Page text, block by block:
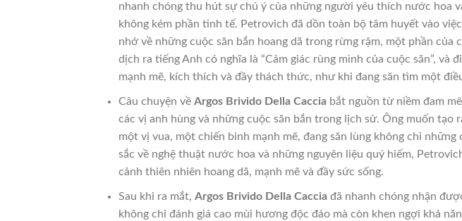
nhanh chóng thu hút sự chú ý của những người yêu thích nước hoa
không kém phần tinh tế. Petrovich đã dồn toàn bộ tâm huyết vào
nhớ về những cuộc săn bắn hoang dã trong rừng rậm, một phần của
dịch ra tiếng Anh có nghĩa là “Cảm giác rùng mình của cuộc săn”,
mạnh mẽ, kích thích và đầy thách thức, như khi đang săn tìm một
Câu chuyện về Argos Brivido Della Cacciabắt nguồn từ niềm đam
các vị anh hùng và những cuộc săn bắn trong lịch sử. Ông muốn
một vị vua, một chiến binh mạnh mẽ, đang săn lùng không chỉ
sắc về nghệ thuật nước hoa và những nguyên liệu quý hiếm,
cảnh thiên nhiên hoang dã, mạnh mẽ và đầy sức sống.
Sau khi ra mắt, Argos Brivido Della Cacciađã nhanh chóng nhận
không chỉ đánh giá cao mùi hương độc đáo mà còn khen ngợi khả